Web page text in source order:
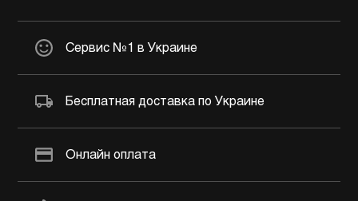
Сервис №1 в Украине
Бесплатная доставка по Украине
Онлайн оплата